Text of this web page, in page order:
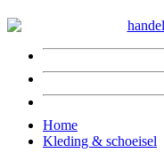
Home
Kleding & schoeisel